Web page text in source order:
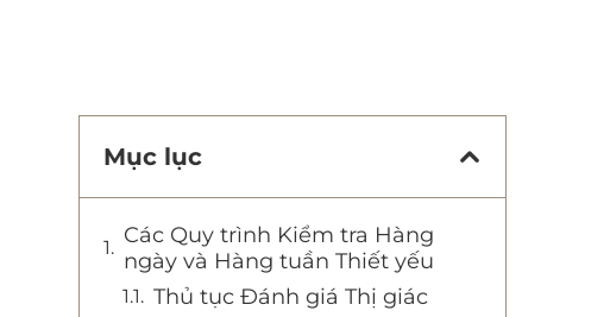
Mục lục
Các Quy trình Kiểm tra Hàng
ngày và Hàng tuần Thiết yếu
Thủ tục Đánh giá Thị giác